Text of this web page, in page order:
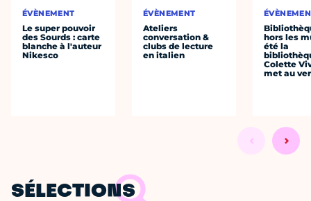
ÉVÈNEMENT
Le super pouvoir
des Sourds : carte
blanche à l'auteur
Nikesco
ÉVÈNEMENT
Ateliers
conversation &
clubs de lecture
en italien
hors les
été la
Colette
met au
SÉLECTIONS